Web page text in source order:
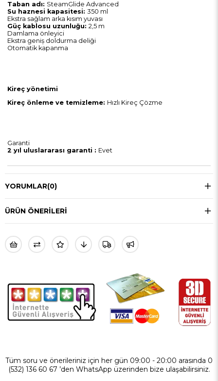
Taban adı: SteamGlide Advanced
Su haznesi kapasitesi: 350 ml
Ekstra sağlam arka kısım yuvası
Güç kablosu uzunluğu: 2,5 m
Damlama önleyici
Ekstra geniș doldurma deliği
Otomatik kapanma
Kireç yönetimi
Kireç önleme ve temizleme: Hızlı Kireç Çözme
Garanti
2 yıl uluslararası garanti : Evet
YORUMLAR(0)
ÜRÜN ÖNERILERI
Tüm soru ve önerileriniz için her gün 09:00 - 20:00 arasında 0
(532) 136 60 67 ’den WhatsApp üzerinden bize ulaşabilirsiniz.